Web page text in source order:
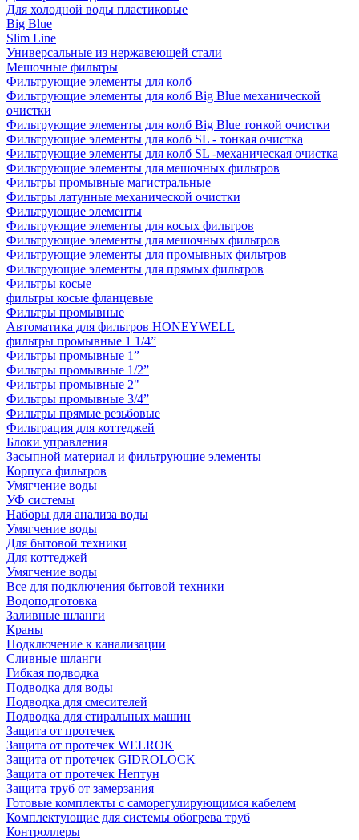
Для холодной воды пластиковые
Big Blue
Slim Line
Универсальные из нержавеющей стали
Мешочные фильтры
Фильтрующие элементы для колб
Фильтрующие элементы для колб Big Blue механической
очистки
Фильтрующие элементы для колб Big Blue тонкой очистки
Фильтрующие элементы для колб SL - тонкая очистка
Фильтрующие элементы для колб SL -механическая очистка
Фильтрующие элементы для мешочных фильтров
Фильтры промывные магистральные
Фильтры латунные механической очистки
Фильтрующие элементы
Фильтрующие элементы для косых фильтров
Фильтрующие элементы для мешочных фильтров
Фильтрующие элементы для промывных фильтров
Фильтрующие элементы для прямых фильтров
Фильтры косые
фильтры косые фланцевые
Фильтры промывные
Автоматика для фильтров HONEYWELL
фильтры промывные 1 1/4”
Фильтры промывные 1”
Фильтры промывные 1/2”
Фильтры промывные 2"
Фильтры промывные 3/4”
Фильтры прямые резьбовые
Фильтрация для коттеджей
Блоки управления
Засыпной материал и фильтрующие элементы
Корпуса фильтров
Умягчение воды
УФ системы
Наборы для анализа воды
Умягчение воды
Для бытовой техники
Для коттеджей
Умягчение воды
Все для подключения бытовой техники
Водоподготовка
Заливные шланги
Краны
Подключение к канализации
Сливные шланги
Гибкая подводка
Подводка для воды
Подводка для смесителей
Подводка для стиральных машин
Защита от протечек
Защита от протечек WELROK
Защита от протечек GIDROLOCK
Защита от протечек Нептун
Защита труб от замерзания
Готовые комплекты с саморегулирующимся кабелем
Комплектующие для системы обогрева труб
Контроллеры